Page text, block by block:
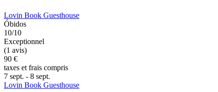
Lovin Book Guesthouse
Óbidos
10/10
Exceptionnel
(1 avis)
90 €
taxes et frais compris
7 sept. - 8 sept.
Lovin Book Guesthouse